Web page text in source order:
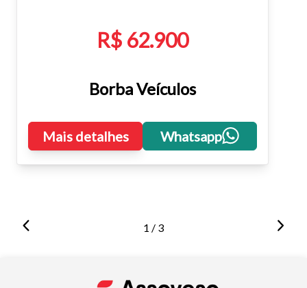
R$ 62.900
Borba Veículos
Mais detalhes Whatsapp
1 / 3